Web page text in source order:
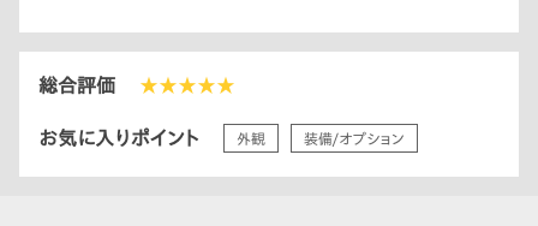
総合評価 ★★★★★
お気に入りポイント 外観 装備/オプション